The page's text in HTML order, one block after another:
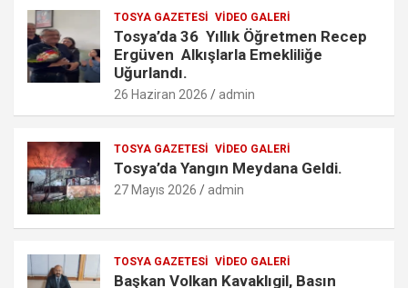
TOSYA GAZETESI VIDEO GALERI
Tosya’da 36 Yıllık Öğretmen Recep
Ergüven Alkışlarla Emekliliğe
Uğurlandı.
26 Haziran 2026 admin
TOSYA GAZETESI VIDEO GALERI
Tosya’da Yangın Meydana Geldi.
27 Mayıs 2026 admin
TOSYA GAZETESI VIDEO GALERI
Başkan Volkan Kavaklıgil, Basın